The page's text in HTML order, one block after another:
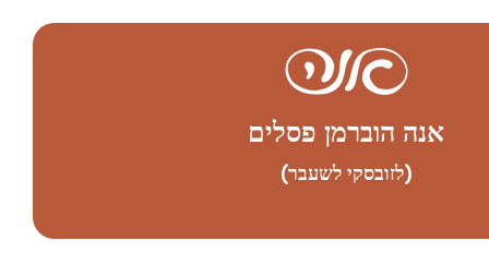
אנה הוברמן פסלים
(לזובסקי לשעבר)